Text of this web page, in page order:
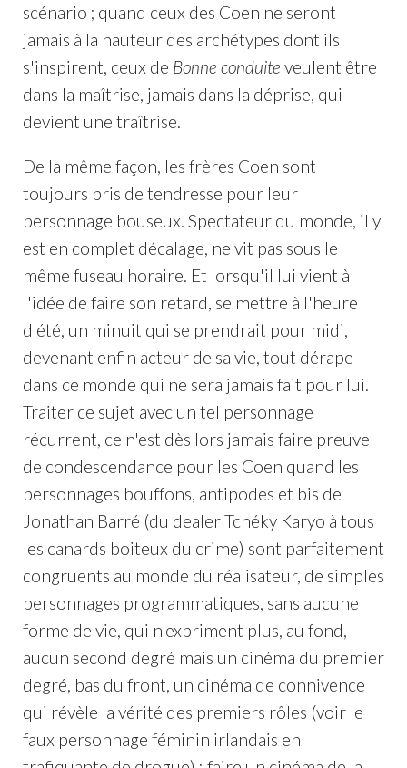
scénario ; quand ceux des Coen ne seront
jamais à la hauteur des archétypes dont ils
s'inspirent, ceux de Bonne conduite veulent être
dans la maîtrise, jamais dans la déprise, qui
devient une traîtrise.
De la même façon, les frères Coen sont
toujours pris de tendresse pour leur
personnage bouseux. Spectateur du monde, il y
est en complet décalage, ne vit pas sous le
même fuseau horaire. Et lorsqu'il lui vient à
l'idée de faire son retard, se mettre à l'heure
d'été, un minuit qui se prendrait pour midi,
devenant enfin acteur de sa vie, tout dérape
dans ce monde qui ne sera jamais fait pour lui.
Traiter ce sujet avec un tel personnage
récurrent, ce n'est dès lors jamais faire preuve
de condescendance pour les Coen quand les
personnages bouffons, antipodes et bis de
Jonathan Barré (du dealer Tchéky Karyo à tous
les canards boiteux du crime) sont parfaitement
congruents au monde du réalisateur, de simples
personnages programmatiques, sans aucune
forme de vie, qui n'expriment plus, au fond,
aucun second degré mais un cinéma du premier
degré, bas du front, un cinéma de connivence
qui révèle la vérité des premiers rôles (voir le
faux personnage féminin irlandais en